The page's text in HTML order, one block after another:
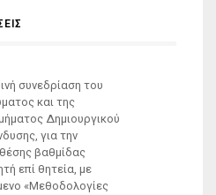
συνεδρίαση του
και της
Δημιουργικού
για την
βαθμίδας
επί θητεία, με
«Μεθοδολογίες